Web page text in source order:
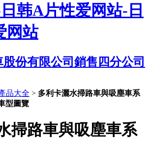
韩A片性爱网站-日
网站
份有限公司銷售四分公司
品大全 > 多利卡灑水掃路車與吸塵車系
型圖覽
掃路車與吸塵車系